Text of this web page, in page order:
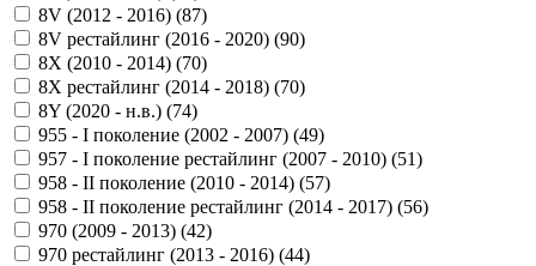
8V (2012 - 2016) (87)
8V рестайлинг (2016 - 2020) (90)
8X (2010 - 2014) (70)
8X рестайлинг (2014 - 2018) (70)
8Y (2020 - н.в.) (74)
955 - I поколение (2002 - 2007) (49)
957 - I поколение рестайлинг (2007 - 2010) (51)
958 - II поколение (2010 - 2014) (57)
958 - II поколение рестайлинг (2014 - 2017) (56)
970 (2009 - 2013) (42)
970 рестайлинг (2013 - 2016) (44)